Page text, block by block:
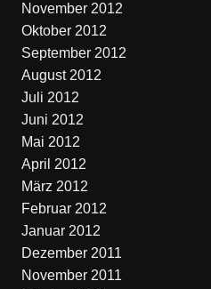
November 2012
Oktober 2012
September 2012
August 2012
Juli 2012
Juni 2012
Mai 2012
April 2012
März 2012
Februar 2012
Januar 2012
Dezember 2011
November 2011